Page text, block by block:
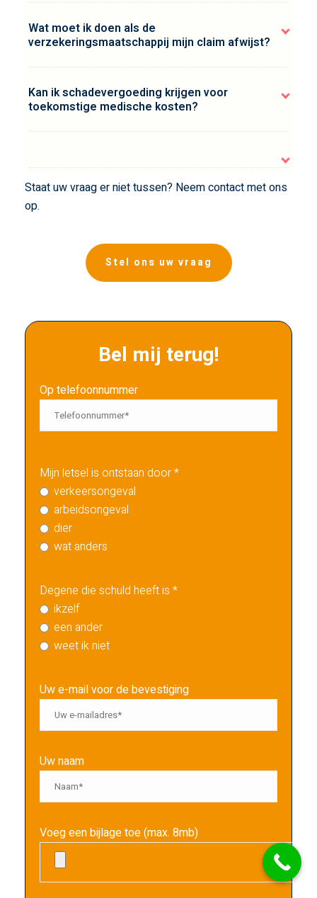
Wat moet ik doen als de
verzekeringsmaatschappij mijn claim afwijst?
Kan ik schadevergoeding krijgen voor
toekomstige medische kosten?
Staat uw vraag er niet tussen? Neem contact met ons
op.
Stel ons uw vraag
Bel mij terug!
Op telefoonnummer
Mijn letsel is ontstaan door *
verkeersongeval
arbeidsongeval
dier
wat anders
Degene die schuld heeft is *
ikzelf
een ander
weet ik niet
Uw e-mail voor de bevestiging
Uw naam
Voeg een bijlage toe (max. 8mb)